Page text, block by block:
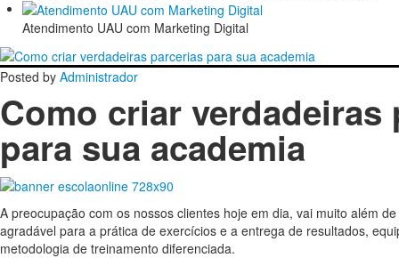
Atendimento UAU com Marketing Digital
Posted by Administrador
Como criar verdadeiras
para sua academia
A preocupação com os nossos clientes hoje em dia, vai muito além
agradável para a prática de exercícios e a entrega de resultados,
metodologia de treinamento diferenciada.